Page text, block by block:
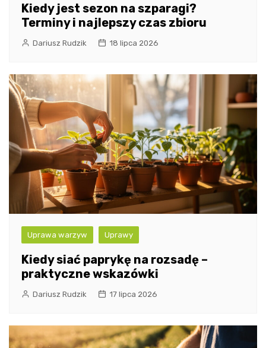
Kiedy jest sezon na szparagi?
Terminy i najlepszy czas zbioru
Dariusz Rudzik 18 lipca 2026
Uprawa warzyw Uprawy
Kiedy siać paprykę na rozsadę –
praktyczne wskazówki
Dariusz Rudzik 17 lipca 2026